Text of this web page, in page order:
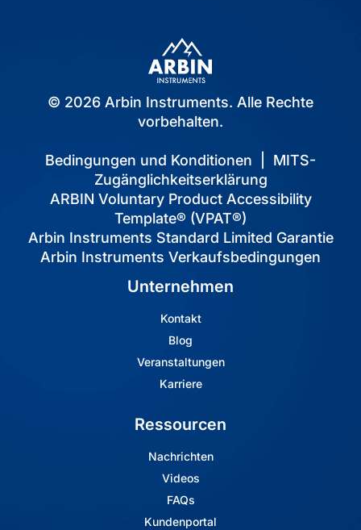
© 2026 Arbin Instruments. Alle Rechte
vorbehalten.
Bedingungen und Konditionen
MITS-
Zugänglichkeitserklärung
ARBIN Voluntary Product Accessibility
Template® (VPAT®)
Arbin Instruments Standard Limited Garantie
Arbin Instruments Verkaufsbedingungen
Unternehmen
Kontakt
Blog
Veranstaltungen
Karriere
Ressourcen
Nachrichten
Videos
FAQs
Kundenportal